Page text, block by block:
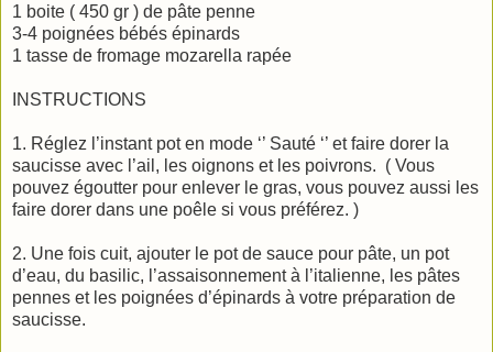
1 boite ( 450 gr ) de pâte penne
3-4 poignées bébés épinards
1 tasse de fromage mozarella rapée
INSTRUCTIONS
1. Réglez l’instant pot en mode ‘’ Sauté ‘’ et faire dorer la
saucisse avec l’ail, les oignons et les poivrons. ( Vous
pouvez égoutter pour enlever le gras, vous pouvez aussi les
faire dorer dans une poêle si vous préférez. )
2. Une fois cuit, ajouter le pot de sauce pour pâte, un pot
d’eau, du basilic, l’assaisonnement à l’italienne, les pâtes
pennes et les poignées d’épinards à votre préparation de
saucisse.